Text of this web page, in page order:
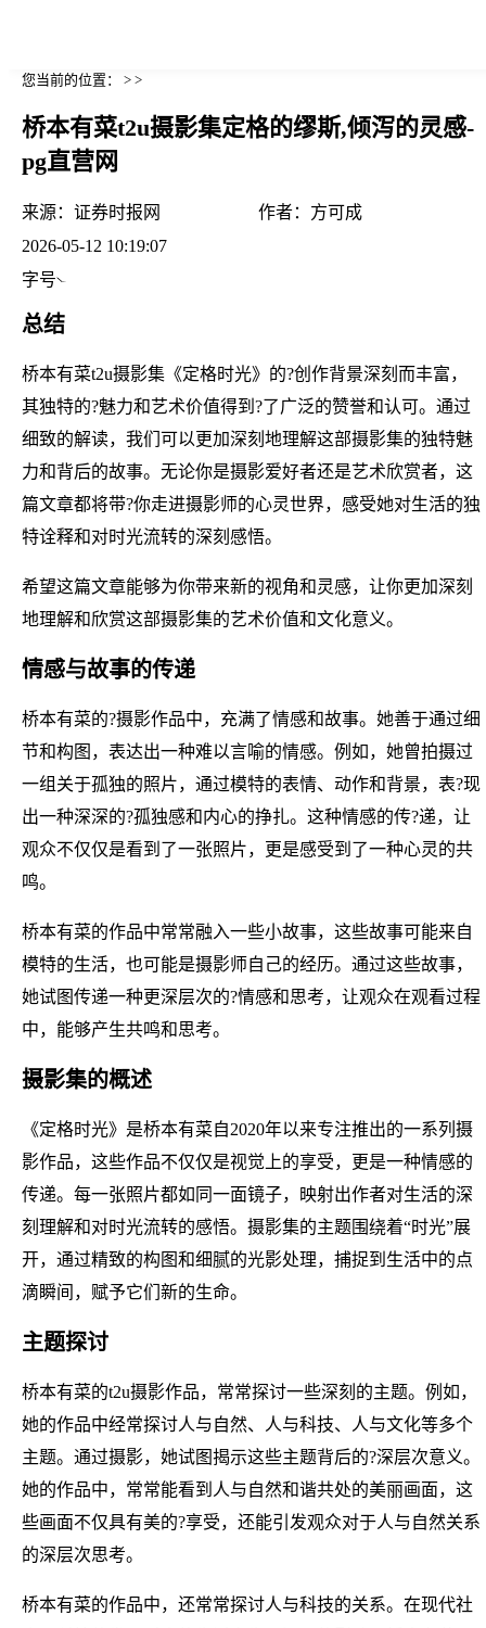
您当前的位置： > >
桥本有菜t2u摄影集定格的缪斯,倾泻的灵感-
pg直营网
来源： 证券时报网 作者： 方可成
2026-05-12 10:19:07
字号
总结
桥本有菜t2u摄影集《定格时光》的?创作背景深刻而丰富，
其独特的?魅力和艺术价值得到?了广泛的赞誉和认可。通过
细致的解读，我们可以更加深刻地理解这部摄影集的独特魅
力和背后的故事。无论你是摄影爱好者还是艺术欣赏者，这
篇文章都将带?你走进摄影师的心灵世界，感受她对生活的独
特诠释和对时光流转的深刻感悟。
希望这篇文章能够为你带来新的视角和灵感，让你更加深刻
地理解和欣赏这部摄影集的艺术价值和文化意义。
情感与故事的传递
桥本有菜的?摄影作品中，充满了情感和故事。她善于通过细
节和构图，表达出一种难以言喻的情感。例如，她曾拍摄过
一组关于孤独的照片，通过模特的表情、动作和背景，表?现
出一种深深的?孤独感和内心的挣扎。这种情感的传?递，让
观众不仅仅是看到了一张照片，更是感受到了一种心灵的共
鸣。
桥本有菜的作品中常常融入一些小故事，这些故事可能来自
模特的生活，也可能是摄影师自己的经历。通过这些故事，
她试图传递一种更深层次的?情感和思考，让观众在观看过程
中，能够产生共鸣和思考。
摄影集的概述
《定格时光》是桥本有菜自2020年以来专注推出的一系列摄
影作品，这些作品不仅仅是视觉上的享受，更是一种情感的
传递。每一张照片都如同一面镜子，映射出作者对生活的深
刻理解和对时光流转的感悟。摄影集的主题围绕着“时光”展
开，通过精致的构图和细腻的光影处理，捕捉到生活中的点
滴瞬间，赋予它们新的生命。
主题探讨
桥本有菜的t2u摄影作品，常常探讨一些深刻的主题。例如，
她的作品中经常探讨人与自然、人与科技、人与文化等多个
主题。通过摄影，她试图揭示这些主题背后的?深层次意义。
她的作品中，常常能看到人与自然和谐共处的美丽画面，这
些画面不仅具有美的?享受，还能引发观众对于人与自然关系
的深层次思考。
桥本有菜的作品中，还常常探讨人与科技的关系。在现代社